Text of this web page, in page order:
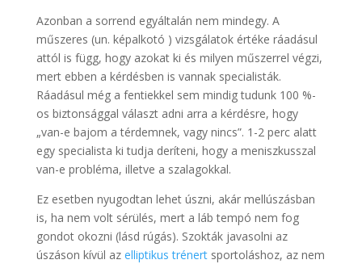
Azonban a sorrend egyáltalán nem mindegy. A
műszeres (un. képalkotó ) vizsgálatok értéke ráadásul
attól is függ, hogy azokat ki és milyen műszerrel végzi,
mert ebben a kérdésben is vannak specialisták.
Ráadásul még a fentiekkel sem mindig tudunk 100 %-
os biztonsággal választ adni arra a kérdésre, hogy
„van-e bajom a térdemnek, vagy nincs”. 1-2 perc alatt
egy specialista ki tudja deríteni, hogy a meniszkusszal
van-e probléma, illetve a szalagokkal.
Ez esetben nyugodtan lehet úszni, akár mellúszásban
is, ha nem volt sérülés, mert a láb tempó nem fog
gondot okozni (lásd rúgás). Szokták javasolni az
úszáson kívül azelliptikus trénert sportoláshoz, az nem